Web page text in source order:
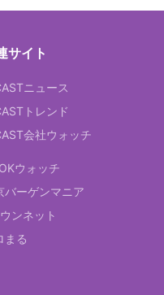
サイト
ニュース
トレンド
会社ウォッチ
ウォッチ
バーゲンマニア
ンネット
まる